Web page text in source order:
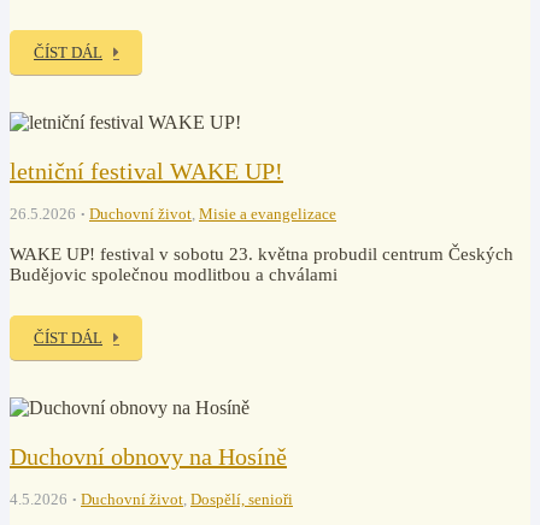
ČÍST DÁL
letniční festival WAKE UP!
26.5.2026 Duchovní život, Misie a evangelizace
WAKE UP! festival v sobotu 23. května probudil centrum Českých
Budějovic společnou modlitbou a chválami
ČÍST DÁL
Duchovní obnovy na Hosíně
4.5.2026 Duchovní život, Dospělí, senioři